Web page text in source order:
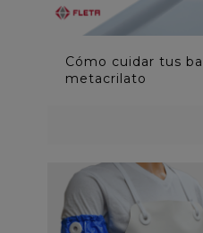
Cómo cuidar tus
metacrilato